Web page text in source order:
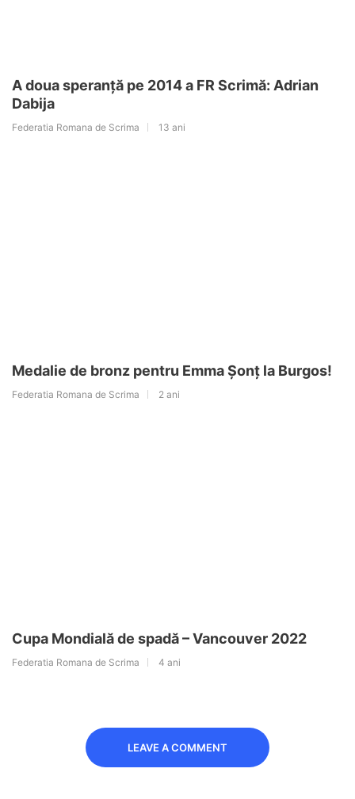
A doua speranţă pe 2014 a FR Scrimă: Adrian
Dabija
Federatia Romana de Scrima 13 ani
Medalie de bronz pentru Emma Șonț la Burgos!
Federatia Romana de Scrima 2 ani
Cupa Mondială de spadă – Vancouver 2022
Federatia Romana de Scrima 4 ani
LEAVE A COMMENT